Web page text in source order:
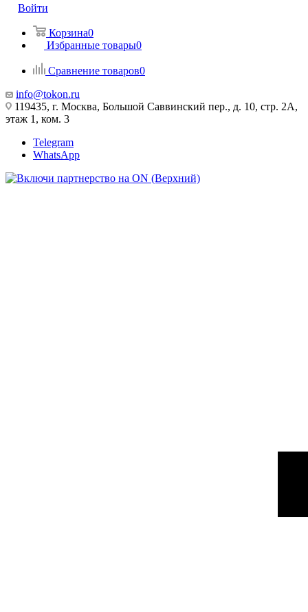
Войти
Корзина0
Избранные товары0
Сравнение товаров0
info@tokon.ru
119435, г. Москва, Большой Саввинский пер., д. 10, стр. 2А,
этаж 1, ком. 3
Telegram
WhatsApp